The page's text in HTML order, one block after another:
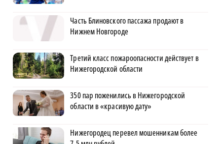
Часть Блиновского пассажа продают в
Нижнем Новгороде
Третий класс пожароопасности действует в
Нижегородской области
350 пар поженились в Нижегородской
области в «красивую дату»
Нижегородец перевел мошенникам более